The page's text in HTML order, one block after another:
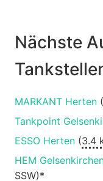
Nächste
MARKANT Herten(
Tankpoint
ESSO Herten(3.4
HEM
SSW)*